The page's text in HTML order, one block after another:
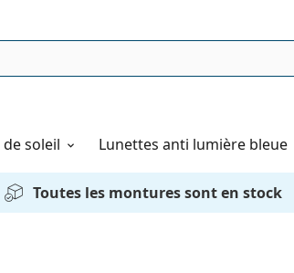
soleil Lunettes anti lumière bleue
Toutes les montures sont en stock